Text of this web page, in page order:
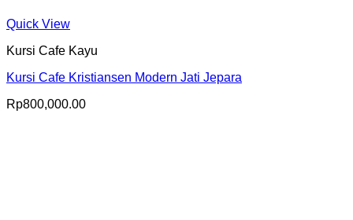
Quick View
Kursi Cafe Kayu
Kursi Cafe Kristiansen Modern Jati Jepara
Rp800,000.00